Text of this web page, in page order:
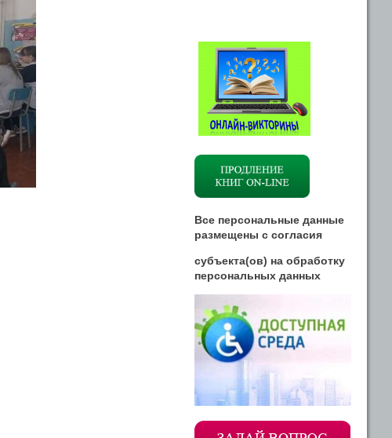
Все персональные данные
размещены с согласия
субъекта(ов) на обработку
персональных данных